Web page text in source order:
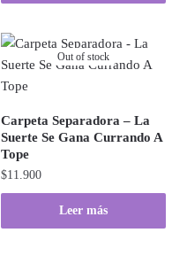
Out of stock
Carpeta Separadora – La
Suerte Se Gana Currando A
Tope
$11.900
Leer más